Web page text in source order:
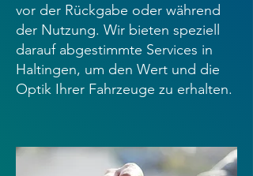
vor der Rückgabe oder während
der Nutzung. Wir bieten speziell
darauf abgestimmte Services in
Haltingen, um den Wert und die
Optik Ihrer Fahrzeuge zu erhalten.